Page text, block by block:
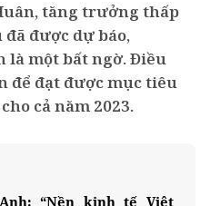
tăng trưởng thấp
được dự báo,
là một bất ngờ. Điều
để đạt được mục tiêu
cả năm 2023.
“Nền kinh tế Việt